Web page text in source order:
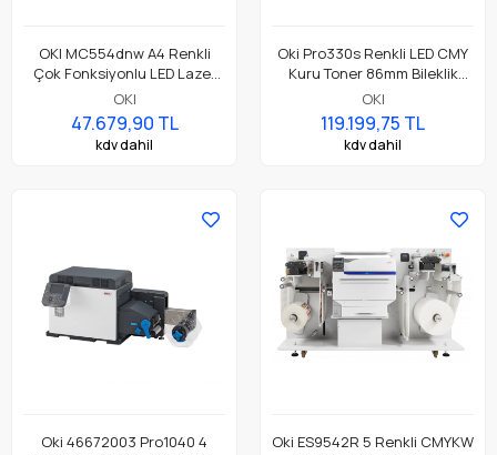
OKI MC554dnw A4 Renkli
Çok Fonksiyonlu LED Lazer
Yazıcı Wi-Fi, Dubleks Baskı,
Tarayıcı, Fotokopi ve Faks
YB8001-7004P003
OKI
47.679,90 TL
kdv dahil
Oki Pro330s Renkli LED CMY
Kuru Toner 86mm Bileklik
Bilet Etiket Rulo Yazıcı
OKI
119.199,75 TL
kdv dahil
Oki 46672003 Pro1040 4
Oki ES9542R 5 Renkli CMYKW